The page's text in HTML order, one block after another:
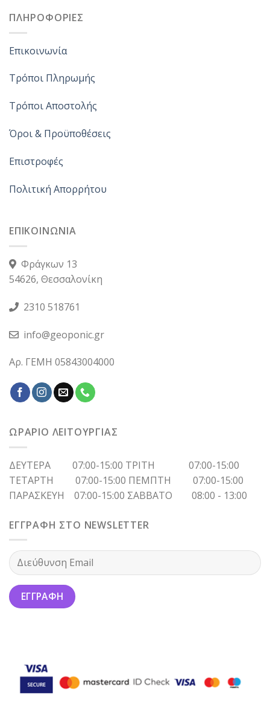
ΠΛΗΡΟΦΟΡΙΕΣ
Επικοινωνία
Τρόποι Πληρωμής
Τρόποι Αποστολής
Όροι & Προϋποθέσεις
Επιστροφές
Πολιτική Απορρήτου
ΕΠΙΚΟΙΝΩΝΙΑ
Φράγκων 13
54626, Θεσσαλονίκη
2310 518761
info@geoponic.gr
Αρ. ΓΕΜΗ 05843004000
ΩΡΑΡΙΟ ΛΕΙΤΟΥΡΓΙΑΣ
ΔΕΥΤΕΡΑ 07:00-15:00 ΤΡΙΤΗ 07:00-15:00
ΤΕΤΑΡΤΗ 07:00-15:00 ΠΕΜΠΤΗ 07:00-15:00
ΠΑΡΑΣΚΕΥΗ 07:00-15:00 ΣΑΒΒΑΤΟ 08:00 - 13:00
ΕΓΓΡΑΦΗ ΣΤΟ NEWSLETTER